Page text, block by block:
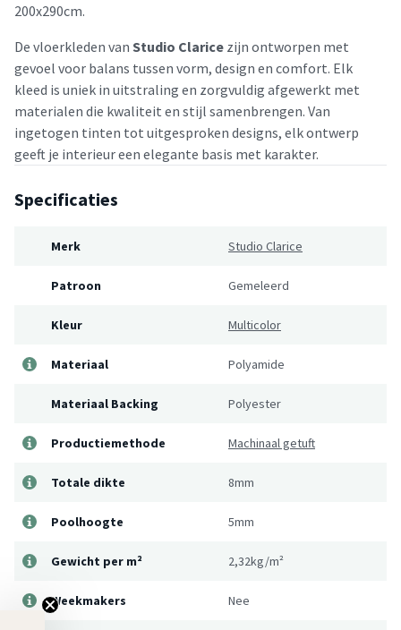
200x290cm.
De vloerkleden van Studio Clarice zijn ontworpen met
gevoel voor balans tussen vorm, design en comfort. Elk
kleed is uniek in uitstraling en zorgvuldig afgewerkt met
materialen die kwaliteit en stijl samenbrengen. Van
ingetogen tinten tot uitgesproken designs, elk ontwerp
geeft je interieur een elegante basis met karakter.
Specificaties
Merk Studio Clarice
Patroon Gemeleerd
Kleur Multicolor
Materiaal Polyamide
Materiaal Backing Polyester
Productiemethode Machinaal getuft
Totale dikte 8mm
Poolhoogte 5mm
Gewicht per m² 2,32kg/m²
Weekmakers Nee